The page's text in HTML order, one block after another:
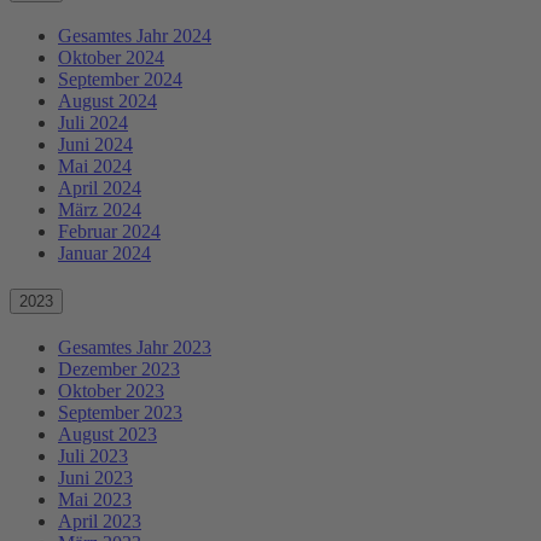
Gesamtes Jahr 2024
Oktober 2024
September 2024
August 2024
Juli 2024
Juni 2024
Mai 2024
April 2024
März 2024
Februar 2024
Januar 2024
2023
Gesamtes Jahr 2023
Dezember 2023
Oktober 2023
September 2023
August 2023
Juli 2023
Juni 2023
Mai 2023
April 2023